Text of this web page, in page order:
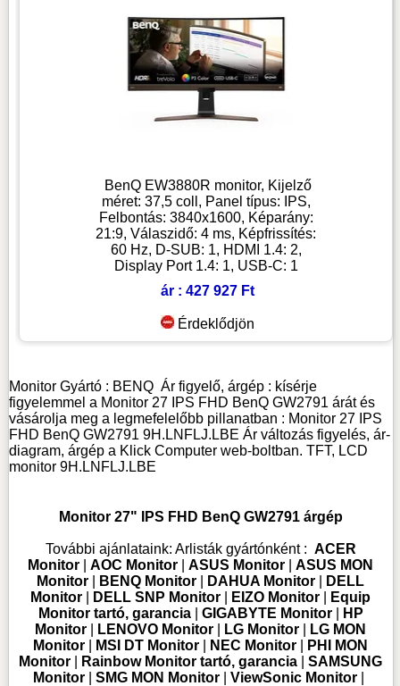
BenQ EW3880R monitor, Kijelző
méret: 37,5 coll, Panel típus: IPS,
Felbontás: 3840x1600, Képarány:
21:9, Válaszidő: 4 ms, Képfrissítés:
60 Hz, D-SUB: 1, HDMI 1.4: 2,
Display Port 1.4: 1, USB-C: 1
ár : 427 927 Ft
Érdeklődjön
MonitorGyártó : BENQ Ár figyelő, árgép : kísérje
figyelemmel a Monitor 27 IPS FHD BenQ GW2791 árát és
vásárolja meg a legmefelelőbb pillanatban : Monitor 27 IPS
FHD BenQ GW2791 9H.LNFLJ.LBE Ár változás figyelés, ár-
diagram, árgép a Klick Computer web-boltban. TFT, LCD
monitor 9H.LNFLJ.LBE
Monitor 27" IPS FHD BenQ GW2791 árgép
További ajánlataink: Arlisták gyártónként : ACER
Monitor |AOC Monitor |ASUS Monitor |ASUS MON
Monitor
BENQ Monitor DAHUA Monitor
DELL
Monitor
DELL SNP Monitor EIZO Monitor
Equip
Monitor tartó, garancia| GIGABYTE Monitor|
HP
Monitor
LENOVO Monitor LG Monitor
LG MON
Monitor
MSI DT Monitor NEC Monitor
PHI MON
Monitor
Rainbow Monitor tartó, garancia |SAMSUNG
Monitor |SMG MON Monitor |ViewSonic Monitor